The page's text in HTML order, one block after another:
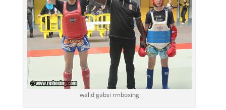
walid gabsi rmboxing